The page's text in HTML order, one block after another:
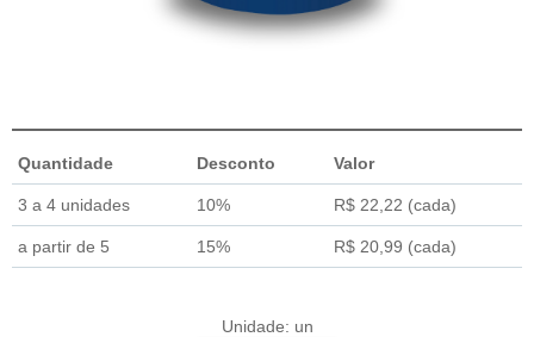
Quantidade Desconto Valor
3 a 4 unidades 10% R$ 22,22 (cada)
a partir de 5 15% R$ 20,99 (cada)
Unidade: un